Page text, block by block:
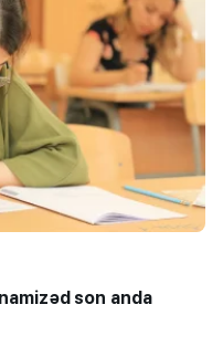
son anda